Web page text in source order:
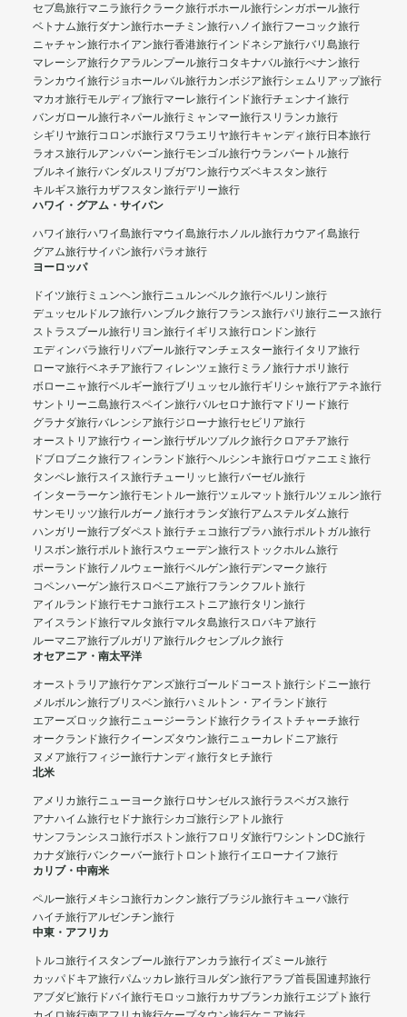
セブ島旅行マニラ旅行クラーク旅行ボホール旅行シンガポール旅行
ベトナム旅行ダナン旅行ホーチミン旅行ハノイ旅行フーコック旅行
ニャチャン旅行ホイアン旅行香港旅行インドネシア旅行バリ島旅行
マレーシア旅行クアラルンプール旅行コタキナバル旅行ぺナン旅行
ランカウイ旅行ジョホールバル旅行カンボジア旅行シェムリアップ旅行
マカオ旅行モルディブ旅行マーレ旅行インド旅行チェンナイ旅行
バンガロール旅行ネパール旅行 ミャンマー旅行スリランカ旅行
シギリヤ旅行コロンボ旅行ヌワラエリヤ旅行キャンディ旅行日本旅行
ラオス旅行ルアンパバーン旅行モンゴル旅行ウランバートル旅行
ブルネイ旅行バンダルスリブガワン旅行ウズベキスタン旅行
キルギス旅行カザフスタン旅行デリー旅行
ハワイ・グアム・サイパン
ハワイ旅行ハワイ島旅行マウイ島旅行ホノルル旅行カウアイ島旅行
グアム旅行サイパン旅行パラオ旅行
ヨーロッパ
ドイツ旅行 ミュンヘン旅行ニュルンベルク旅行ベルリン旅行
デュッセルドルフ旅行ハンブルク旅行フランス旅行パリ旅行ニース旅行
ストラスブール旅行リヨン旅行イギリス旅行ロンドン旅行
エディンバラ旅行リバプール旅行マンチェスター旅行イタリア旅行
ローマ旅行ベネチア旅行フィレンツェ旅行 ミラノ旅行ナポリ旅行
ボローニャ旅行ベルギー旅行ブリュッセル旅行ギリシャ旅行アテネ旅行
サントリーニ島旅行スペイン旅行バルセロナ旅行マドリード旅行
グラナダ旅行バレンシア旅行ジローナ旅行セビリア旅行
オーストリア旅行ウィーン旅行ザルツブルク旅行クロアチア旅行
ドブロブニク旅行フィンランド旅行ヘルシンキ旅行ロヴァニエミ旅行
タンペレ旅行スイス旅行チューリッヒ旅行バーゼル旅行
インターラーケン旅行モントルー旅行ツェルマット旅行ルツェルン旅行
サンモリッツ旅行ルガーノ旅行オランダ旅行アムステルダム旅行
ハンガリー旅行ブダペスト旅行チェコ旅行プラハ旅行ポルトガル旅行
リスボン旅行ポルト旅行スウェーデン旅行ストックホルム旅行
ポーランド旅行ノルウェー旅行ベルゲン旅行デンマーク旅行
コペンハーゲン旅行スロベニア旅行フランクフルト旅行
アイルランド旅行モナコ旅行エストニア旅行タリン旅行
アイスランド旅行マルタ旅行マルタ島旅行スロバキア旅行
ルーマニア旅行ブルガリア旅行ルクセンブルク旅行
オセアニア・南太平洋
オーストラリア旅行ケアンズ旅行ゴールドコースト旅行シドニー旅行
メルボルン旅行ブリスベン旅行ハミルトン・アイランド旅行
エアーズロック旅行ニュージーランド旅行クライストチャーチ旅行
オークランド旅行クイーンズタウン旅行ニューカレドニア旅行
ヌメア旅行フィジー旅行ナンディ旅行タヒチ旅行
北米
アメリカ旅行ニューヨーク旅行ロサンゼルス旅行ラスベガス旅行
アナハイム旅行セドナ旅行シカゴ旅行シアトル旅行
サンフランシスコ旅行ボストン旅行フロリダ旅行ワシントンDC旅行
カナダ旅行バンクーバー旅行 トロント旅行イエローナイフ旅行
カリブ・中南米
ペルー旅行メキシコ旅行カンクン旅行ブラジル旅行キューバ旅行
ハイチ旅行アルゼンチン旅行
中東・アフリカ
トルコ旅行イスタンブール旅行アンカラ旅行イズミール旅行
カッパドキア旅行パムッカレ旅行ヨルダン旅行アラブ首長国連邦旅行
アブダビ旅行 ドバイ旅行モロッコ旅行カサブランカ旅行エジプト旅行